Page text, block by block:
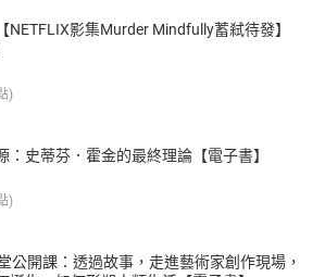
質感生活實用系」交換禮物清單，今年別再
選看看吧！
日禮物』千元~一萬禮物推薦Top11！
滿分！
就是這些！不只情侶間的浪漫節日，集結了
，以及實用的3C單品，如耳機、電子書、投
作為生日禮物的選項呢，無論是買給自己或
肉店TOP4」
、老乾杯、虎三同，必點菜單價格整理
NETFLIX影集Murder Mindfully蓄弒待發】
)
：史蒂芬．霍金的最終理論【電子書】
)
公開課：透過故事，走進藝術家創作現場，